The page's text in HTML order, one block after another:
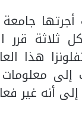
ثلاثة قرر
هذا
إلى
أنه غير